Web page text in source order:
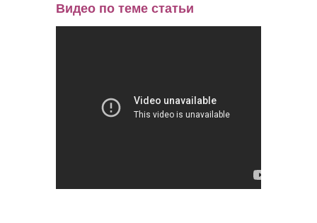
Видео по теме статьи